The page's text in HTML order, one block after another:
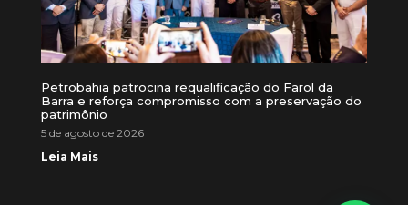
Petrobahia patrocina requalificação do Farol da
Barra e reforça compromisso com a preservação do
patrimônio
5 de agosto de 2026
Leia Mais